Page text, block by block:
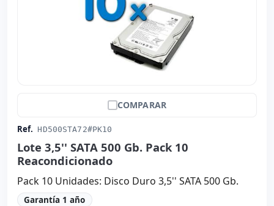
COMPARAR
Ref. HD500STA72#PK10
Lote 3,5'' SATA 500 Gb. Pack 10
Reacondicionado
Pack 10 Unidades: Disco Duro 3,5'' SATA 500 Gb.
Garantía 1 año